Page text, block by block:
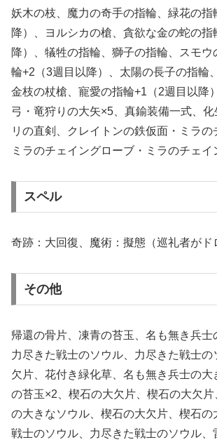
妖木の枝、魔力の奇手の指輪、緑花の指
降）、ヨルシカの槍、貪欲な金の蛇の指
降）、犠牲の指輪、獅子の指輪、スモウ
輪+2（3週目以降）、太陽の長子の指輪
金枝の杖槍、寵愛の指輪+1（2週目以降
弓・竜狩りの大矢×5、真鍮装備一式、
リの直剣、クレイトンの鉄仮面・ミラの
ミラのチェイングローブ・ミラのチェイ
スペル
奇跡：大回復、魔術：擬態（巡礼者がド
その他
帰還の骨片、凍青の苔玉、名も無き兵士
力尽きた戦士のソウル、力尽きた戦士の
欠片、花付き緑化草、名も無き兵士の大
の苔玉×2、楔石の大欠片、楔石の大欠
の大きなソウル、楔石の大欠片、楔石の
戦士のソウル、力尽きた戦士のソウル、